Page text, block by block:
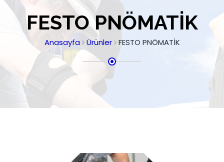
FESTO PNÖMATİK
Anasayfa Ürünler FESTO PNÖMATİK